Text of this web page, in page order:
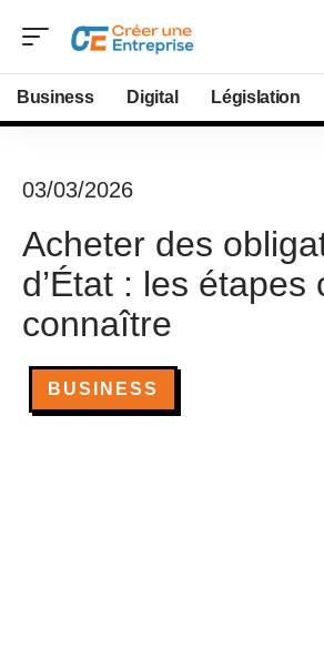
Business Digital Législation
03/03/2026
Acheter des
d’État : les étapes
connaître
BUSINESS